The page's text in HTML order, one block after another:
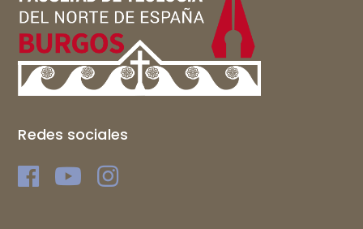
Redes sociales